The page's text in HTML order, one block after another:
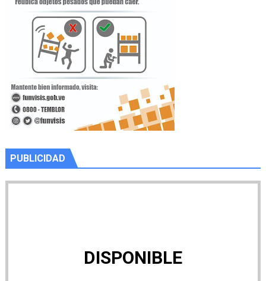
PUBLICIDAD
DISPONIBLE